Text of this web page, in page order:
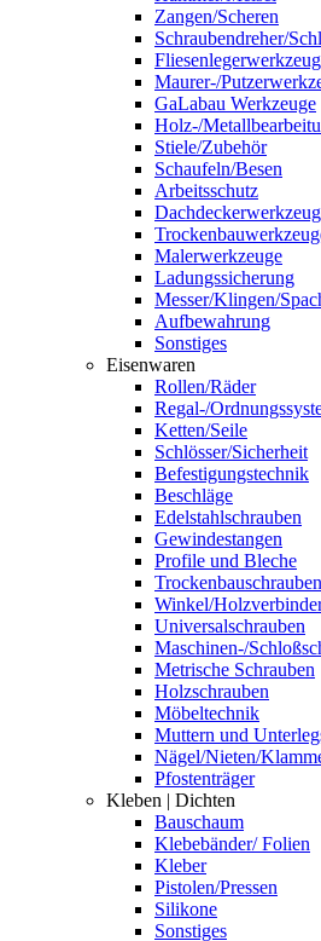
Zangen/Scheren
Schraubendreher/
Maurer-/
GaLabau Werkzeuge
Holz-/
Stiele/Zubehör
Schaufeln/Besen
Arbeitsschutz
Malerwerkzeuge
Ladungssicherung
Messer/Klingen/
Aufbewahrung
Sonstiges
Eisenwaren
Rollen/Räder
Regal-/
Ketten/Seile
Schlösser/Sicherheit
Befestigungstechnik
Beschläge
Edelstahlschrauben
Gewindestangen
Profile und Bleche
Trockenbauschrauben
Winkel/
Universalschrauben
Maschinen-/
Metrische Schrauben
Holzschrauben
Möbeltechnik
Muttern und
Nägel/Nieten/
Pfostenträger
Kleben | Dichten
Bauschaum
Klebebänder/ Folien
Kleber
Pistolen/Pressen
Silikone
Sonstiges